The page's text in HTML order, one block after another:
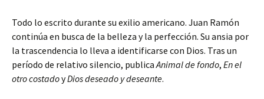
Todo lo escrito durante su exilio americano. Juan Ramón
continúa en busca de la belleza y la perfección. Su ansia por
la trascendencia lo lleva a identificarse con Dios. Tras un
período de relativo silencio, publicaAnimal de fondo, En el
otro costadoyDios deseado y deseante.